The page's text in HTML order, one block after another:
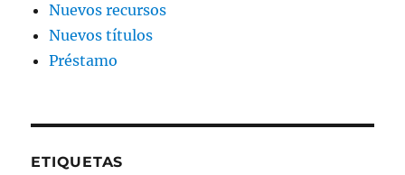
Nuevos recursos
Nuevos títulos
Préstamo
ETIQUETAS